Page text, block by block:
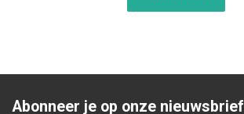
Abonneer je op onze nieuwsbrief